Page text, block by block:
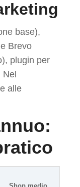
base),
Brevo
plugin per
alle